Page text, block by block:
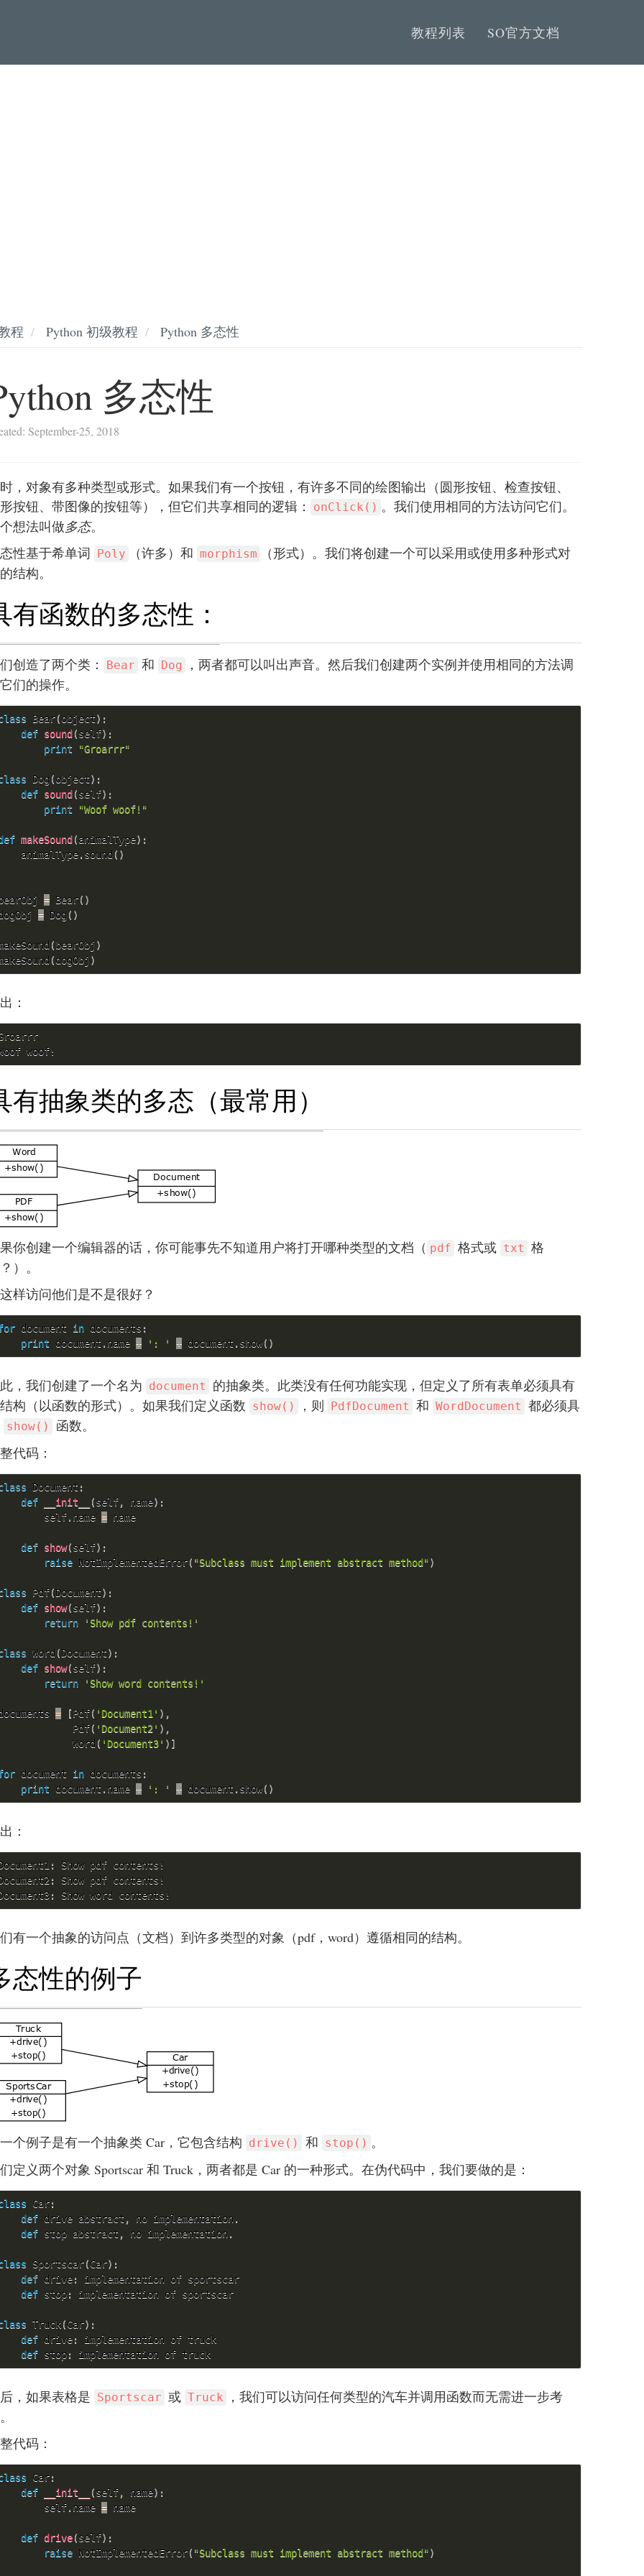
教程列表 SO官方文档
程 Python 初级教程 Python 多态性
多态性
September-25, 2018
，对象有多种类型或形式。如果我们有一个按钮，有许多不同的绘图输出（圆形按钮、检查按钮、
按钮、带图像的按钮等），但它们共享相同的逻辑：
onClick() 。我们使用相同的方法访问它们。
想法叫做多态。
性基于希单词 Poly （许多）和 morphism
（形式）。我们将创建一个可以采用或使用多种形式对
结构。
有函数的多态性：
创造了两个类： Bear 和 Dog
，两者都可以叫出声音。然后我们创建两个实例并使用相同的方法调
们的操作。
Bear(object) :
def sound(self) :
print
"Groarrr"
Dog(object) :
def sound(self) :
print
"Woof woof!"
makeSound(animalType) :
animalType
. sound( )
= Bear( )
= Dog( )
(bearObj )
(dogObj )
：
woof!
有抽象类的多态（最常用）
你创建一个编辑器的话，你可能事先不知道用户将打开哪种类型的文档（ pdf 格式或 txt 格
）。
样访问他们是不是很好？
document in documents :
print document . name + ': ' + document . show( )
，我们创建了一个名为 document
的抽象类。此类没有任何功能实现，但定义了所有表单必须具有
构（以函数的形式）。如果我们定义函数 show() ，则 PdfDocument 和 WordDocument 都必须具
show()
函数。
代码：
Document :
def
__init__ (self, name) :
self
. name = name
def show(self) :
raise NotImplementedError( "Subclass must implement abstract method")
Pdf(Document) :
def show(self) :
return
'Show pdf contents!'
Word(Document) :
def show(self) :
return
'Show word contents!'
= [Pdf( 'Document1' ) ,
Pdf
( 'Document2' ) ,
Word
( 'Document3' ) ]
document in documents :
print document . name + ': ' + document . show( )
：
:
Show pdf contents!
:
Show pdf contents!
: Show word contents!
有一个抽象的访问点（文档）到许多类型的对象（pdf，word）遵循相同的结构。
态性的例子
个例子是有一个抽象类 Car，它包含结构 drive() 和 stop() 。
定义两个对象 Sportscar 和 Truck，两者都是 Car 的一种形式。在伪代码中，我们要做的是：
Car:
def drive abstract , no implementation.
def stop abstract , no implementation.
Sportscar(Car) :
def drive:
implementation of sportscar
def stop: implementation of sportscar
Truck(Car) :
def drive:
implementation of truck
def stop: implementation of truck
，如果表格是 Sportscar 或 Truck
，我们可以访问任何类型的汽车并调用函数而无需进一步考
代码：
Car:
def
__init__ (self, name) :
self
. name = name
def drive(self) :
raise NotImplementedError( "Subclass must implement abstract method")